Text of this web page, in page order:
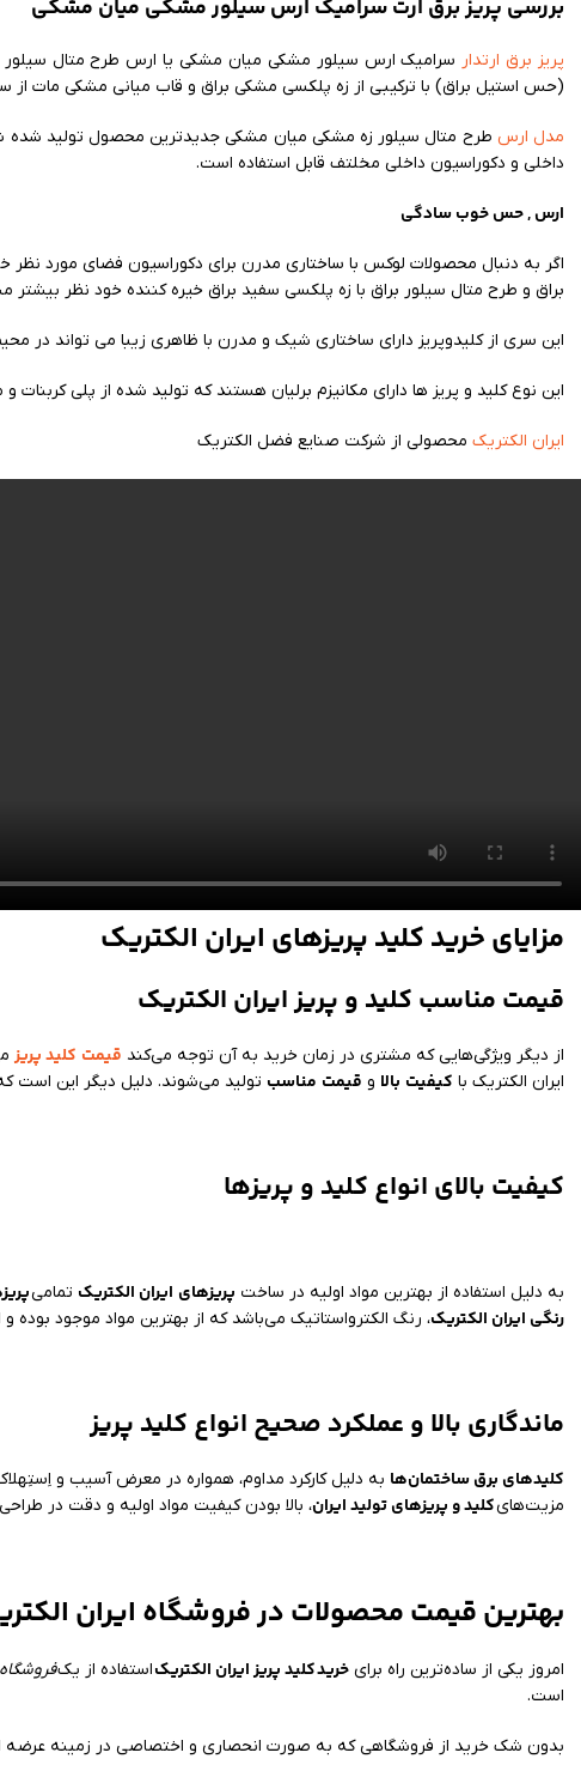
بررسی پریز برق ارت سرامیک ارس سیلور مشکی میان مشکی
پریز برق ارتدار سرامیک ارس سیلور مشکی میان مشکی یا ارس طرح متال سیلور
(حس استیل براق) با ترکیبی از زه پلکسی مشکی براق و قاب میانی مشکی مات از
مدل ارس
داخلی و دکوراسیون داخلی مخلتف قابل استفاده است.
ارس , حس خوب سادگی
اگر به دنبال محصولات لوکس با ساختاری مدرن برای دکوراسیون فضای مورد نظر
براق و طرح متال سیلور براق با زه پلکسی سفید براق خیره کننده خود نظر
این سری از کلیدوپریز دارای ساختاری شیک و مدرن با ظاهری زیبا می تواند در
این نوع کلید و پریز ها دارای مکانیزم برلیان هستند که تولید شده از پلی کربنات
ایران الکتریک محصولی از شرکت صنایع فضل الکتریک
مزایای خرید کلید پریزهای ایران الکتریک
قیمت مناسب کلید و پریز ایران الکتریک
از دیگر ویژگی‌هایی که مشتری در زمان خرید به آن توجه می‌کند قیمت کلید پریز
ایران الکتریک با کیفیت بالا و قیمت مناسب تولید می‌شوند. دلیل دیگر این است
کیفیت بالای انواع کلید و پریزها
به دلیل استفاده از بهترین مواد اولیه در ساخت پریزهای ایران الکتریک تمامی
رنگی ایران الکتریک، رنگ الکترواستاتیک می‌باشد که از بهترین مواد موجود
ماندگاری بالا و عملکرد صحیح انواع کلید پریز
کلیدهای برق ساختمان‌ها به دلیل کارکرد مداوم، همواره در معرض آسیب و
مزیت‌هایکلید و پریزهای تولید ایران، بالا بودن کیفیت مواد اولیه و دقت در
بهترین قیمت محصولات در فروشگاه ایران
امروز یکی از ساده‌ترین راه برای خریدکلید پریز ایران الکتریکاستفاده از یک
است.
بدون شک خرید از فروشگاهی که به صورت انحصاری و اختصاصی در زمینه عرضه